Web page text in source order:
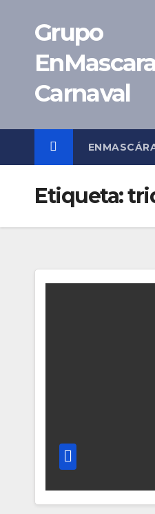
contenido
Grupo
Carnaval
Etiqueta: